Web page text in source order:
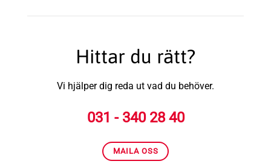
Hittar du rätt?
Vi hjälper dig reda ut vad du behöver.
031 - 340 28 40
MAILA OSS